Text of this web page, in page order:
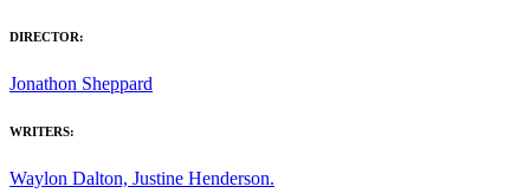
DIRECTOR:
Jonathon Sheppard
WRITERS:
Waylon Dalton, Justine Henderson.